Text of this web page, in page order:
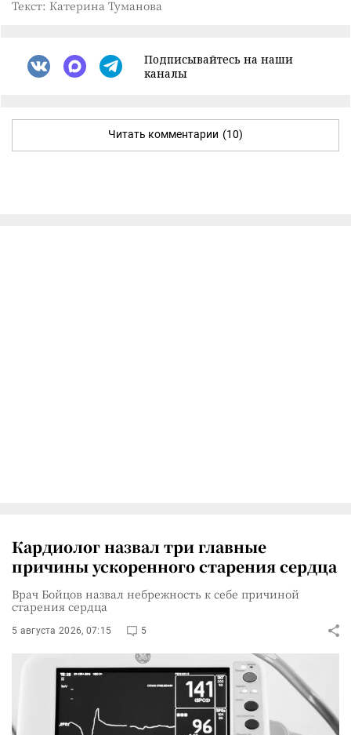
Текст: Катерина Туманова
Подписывайтесь на наши
каналы
Читать комментарии (10)
Кардиолог назвал три главные
причины ускоренного старения сердца
Врач Бойцов назвал небрежность к себе причиной
старения сердца
5 августа 2026, 07:15 5